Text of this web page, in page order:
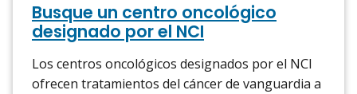
Busque un centro oncológico
designado por el NCI
Los centros oncológicos designados por el NCI
ofrecen tratamientos del cáncer de vanguardia a